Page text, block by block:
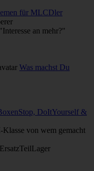
für MLCDler
an mehr?"
Was machst Du
DoItYourself &
von wem gemacht